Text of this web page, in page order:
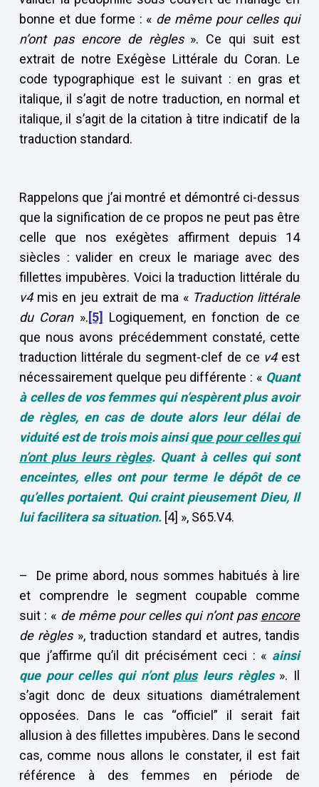
bonne et due forme : « de même pour celles qui
n’ont pas encore de règles ». Ce qui suit est
extrait de notre Exégèse Littérale du Coran. Le
code typographique est le suivant : en gras et
italique, il s’agit de notre traduction, en normal et
italique, il s’agit de la citation à titre indicatif de la
traduction standard.
Rappelons que j’ai montré et démontré ci-dessus
que la signification de ce propos ne peut pas être
celle que nos exégètes affirment depuis 14
siècles : valider en creux le mariage avec des
fillettes impubères. Voici la traduction littérale du
v4mis en jeu extrait de ma « Traduction littérale
du Coran».[5]
Logiquement, en fonction de ce
que nous avons précédemment constaté, cette
traduction littérale du segment-clef de ce v4est
nécessairement quelque peu différente : « Quant
à celles de vos femmes qui n’espèrent plus avoir
de règles, en cas de doute alors leur délai de
viduité est de trois mois ainsique pour celles qui
n’ont plus leurs règles. Quant à celles qui sont
enceintes, elles ont pour terme le dépôt de ce
qu’elles portaient. Qui craint pieusement Dieu, Il
lui facilitera sa situation. [4] », S65.V4.
– De prime abord, nous sommes habitués à lire
et comprendre le segment coupable comme
suit : « de même pour celles qui n’ont pas encore
de règles », traduction standard et autres, tandis
que j’affirme qu’il dit précisément ceci : « ainsi
que pour celles qui n’ont plusleurs règles ». Il
s’agit donc de deux situations diamétralement
opposées. Dans le cas “officiel” il serait fait
allusion à des fillettes impubères. Dans le second
cas, comme nous allons le constater, il est fait
référence à des femmes en période de